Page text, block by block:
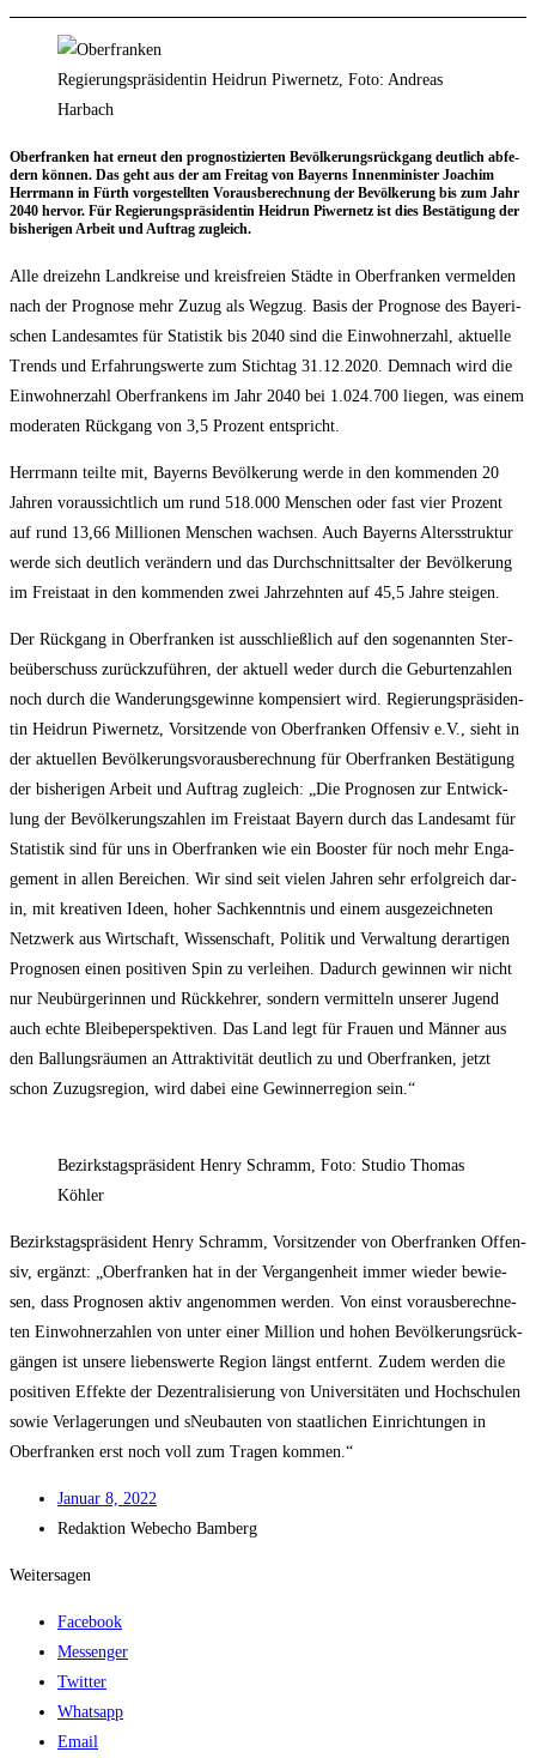
Regierungspräsidentin Heidrun Piwernetz, Foto: Andreas
Harbach
Ober­fran­ken hat erneut den pro­gnos­ti­zier­ten Bevöl­ke­rungs­rück­gang deut­lich abfe­
dern kön­nen. Das geht aus der am Frei­tag von Bay­erns Innen­mi­nis­ter Joa­chim
Herr­mann in Fürth vor­ge­stell­ten Vor­aus­be­rech­nung der Bevöl­ke­rung bis zum Jahr
2040 her­vor. Für Regie­rungs­prä­si­den­tin Heid­run Piwer­netz ist dies Bestä­ti­gung der
bis­he­ri­gen Arbeit und Auf­trag zugleich.
Alle drei­zehn Land­krei­se und kreis­frei­en Städ­te in Ober­fran­ken ver­mel­den
nach der Pro­gno­se mehr Zuzug als Weg­zug. Basis der Pro­gno­se des Baye­ri­
schen Lan­des­am­tes für Sta­tis­tik bis 2040 sind die Ein­woh­ner­zahl, aktu­el­le
Trends und Erfah­rungs­wer­te zum Stich­tag 31.12.2020. Dem­nach wird die
Ein­woh­ner­zahl Ober­fran­kens im Jahr 2040 bei 1.024.700 lie­gen, was einem
mode­ra­ten Rück­gang von 3,5 Pro­zent entspricht.
Herr­mann teil­te mit, Bay­erns Bevöl­ke­rung wer­de in den kom­men­den 20
Jah­ren vor­aus­sicht­lich um rund 518.000 Men­schen oder fast vier Pro­zent
auf rund 13,66 Mil­lio­nen Men­schen wach­sen. Auch Bay­erns Alters­struk­tur
wer­de sich deut­lich ver­än­dern und das Durch­schnitts­al­ter der Bevöl­ke­rung
im Frei­staat in den kom­men­den zwei Jahr­zehn­ten auf 45,5 Jah­re steigen.
Der Rück­gang in Ober­fran­ken ist aus­schließ­lich auf den soge­nann­ten Ster­
be­über­schuss zurück­zu­füh­ren, der aktu­ell weder durch die Gebur­ten­zah­len
noch durch die Wan­de­rungs­ge­win­ne kom­pen­siert wird. Regie­rungs­prä­si­den­
tin Heid­run Piwer­netz, Vor­sit­zen­de von Ober­fran­ken Offen­siv e.V., sieht in
der aktu­el­len Bevöl­ke­rungs­vor­aus­be­rech­nung für Ober­fran­ken Bestä­ti­gung
der bis­he­ri­gen Arbeit und Auf­trag zugleich: „Die Pro­gno­sen zur Ent­wick­
lung der Bevöl­ke­rungs­zah­len im Frei­staat Bay­ern durch das Lan­des­amt für
Sta­tis­tik sind für uns in Ober­fran­ken wie ein Boos­ter für noch mehr Enga­
ge­ment in allen Berei­chen. Wir sind seit vie­len Jah­ren sehr erfolg­reich dar­
in, mit krea­ti­ven Ideen, hoher Sach­kennt­nis und einem aus­ge­zeich­ne­ten
Netz­werk aus Wirt­schaft, Wis­sen­schaft, Poli­tik und Ver­wal­tung der­ar­ti­gen
Pro­gno­sen einen posi­ti­ven Spin zu ver­lei­hen. Dadurch gewin­nen wir nicht
nur Neu­bür­ge­rin­nen und Rück­keh­rer, son­dern ver­mit­teln unse­rer Jugend
auch ech­te Blei­be­per­spek­ti­ven. Das Land legt für Frau­en und Män­ner aus
den Bal­lungs­räu­men an Attrak­ti­vi­tät deut­lich zu und Ober­fran­ken, jetzt
schon Zuzugs­re­gi­on, wird dabei eine Gewin­ner­re­gi­on sein.“
Bezirks­tags­prä­si­dent Hen­ry Schramm, Foto: Stu­dio Tho­mas
Köhler
Bezirks­tags­prä­si­dent Hen­ry Schramm, Vor­sit­zen­der von Ober­fran­ken Offen­
siv, ergänzt: „Ober­fran­ken hat in der Ver­gan­gen­heit immer wie­der bewie­
sen, dass Pro­gno­sen aktiv ange­nom­men wer­den. Von einst vor­aus­be­rech­ne­
ten Ein­woh­ner­zah­len von unter einer Mil­li­on und hohen Bevöl­ke­rungs­rück­
gän­gen ist unse­re lie­bens­wer­te Regi­on längst ent­fernt. Zudem wer­den die
posi­ti­ven Effek­te der Dezen­tra­li­sie­rung von Uni­ver­si­tä­ten und Hoch­schu­len
sowie Ver­la­ge­run­gen und sNeu­bau­ten von staat­li­chen Ein­rich­tun­gen in
Ober­fran­ken erst noch voll zum Tra­gen kommen.“
Janu­ar 8, 2022
Redak­ti­on Web­echo Bamberg
Weitersagen
Facebook
Messenger
Twitter
Whatsapp
Email